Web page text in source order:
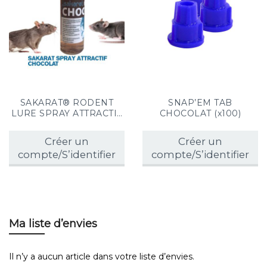
SAKARAT® RODENT
LURE SPRAY ATTRACTIF
(x1)
Créer un
compte/S’identifier
SNAP’EM TAB
CHOCOLAT (x100)
Créer un
compte/S’identifier
Ma liste d’envies
Il n’y a aucun article dans votre liste d’envies.